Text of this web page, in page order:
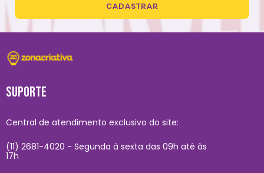
CADASTRAR
SUPORTE
Central de atendimento exclusivo do site:
(11) 2681-4020 - Segunda à sexta das 09h até às
17h